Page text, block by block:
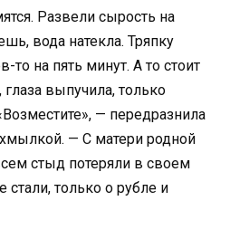
Развели сырость на
вода натекла. Тряпку
на пять минут. А то стоит
выпучила, только
— передразнила
— С матери родной
стыд потеряли в своем
только о рубле и